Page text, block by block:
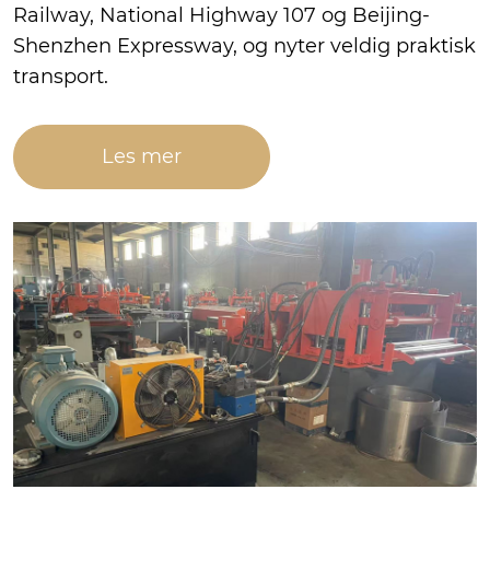
Railway, National Highway 107 og Beijing-
Shenzhen Expressway, og nyter veldig praktisk
transport.
Les mer